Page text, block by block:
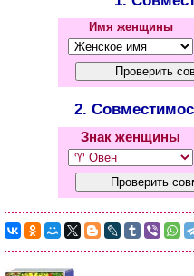
Имя женщины
2.
Знак женщины